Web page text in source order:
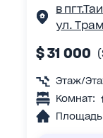
в
ул.
$ 31 000
Этаж/
Комнат: 1